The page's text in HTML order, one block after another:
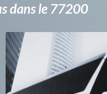
dans le 77200